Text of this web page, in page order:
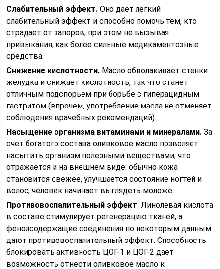
Слабительный эффект. Оно дает легкий
слабительный эффект и способно помочь тем, кто
страдает от запоров, при этом не вызывая
привыкания, как более сильные медикаментозные
средства.
Снижение кислотности. Масло обволакивает стенки
желудка и снижает кислотность, так что станет
отличным подспорьем при борьбе с гиперацидным
гастритом (впрочем, употребление масла не отменяет
соблюдения врачебных рекомендаций).
Насыщение организма витаминами и минералами. За
счет богатого состава оливковое масло позволяет
насытить организм полезными веществами, что
отражается и на внешнем виде: обычно кожа
становится свежее, улучшается состояние ногтей и
волос, человек начинает выглядеть моложе.
Противовоспалительный эффект. Линолевая кислота
в составе стимулирует регенерацию тканей, а
фенолсодержащие соединения по некоторым данным
дают противовоспалительный эффект. Способность
блокировать активность ЦОГ-1 и ЦОГ-2 дает
возможность отнести оливковое масло к